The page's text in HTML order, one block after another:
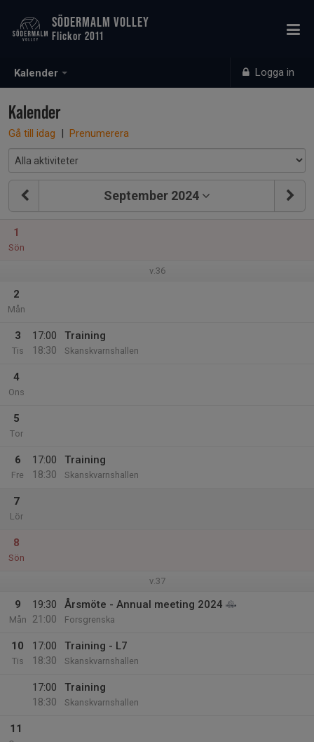
Kalender Logga in
SÖDERMALM VOLLEY
Flickor 2011
Kalender
Gå till idag | Prenumerera
September 2024
1
Sön
v.36
2
Mån
3
Tis
17:00
18:30
Training
Skanskvarnshallen
4
Ons
5
Tor
6
Fre
17:00
18:30
Training
Skanskvarnshallen
7
Lör
8
Sön
v.37
9
Mån
19:30
21:00
Årsmöte - Annual meeting 2024
Forsgrenska
10
Tis
17:00
18:30
Training - L7
Skanskvarnshallen
17:00
18:30
Training
Skanskvarnshallen
11